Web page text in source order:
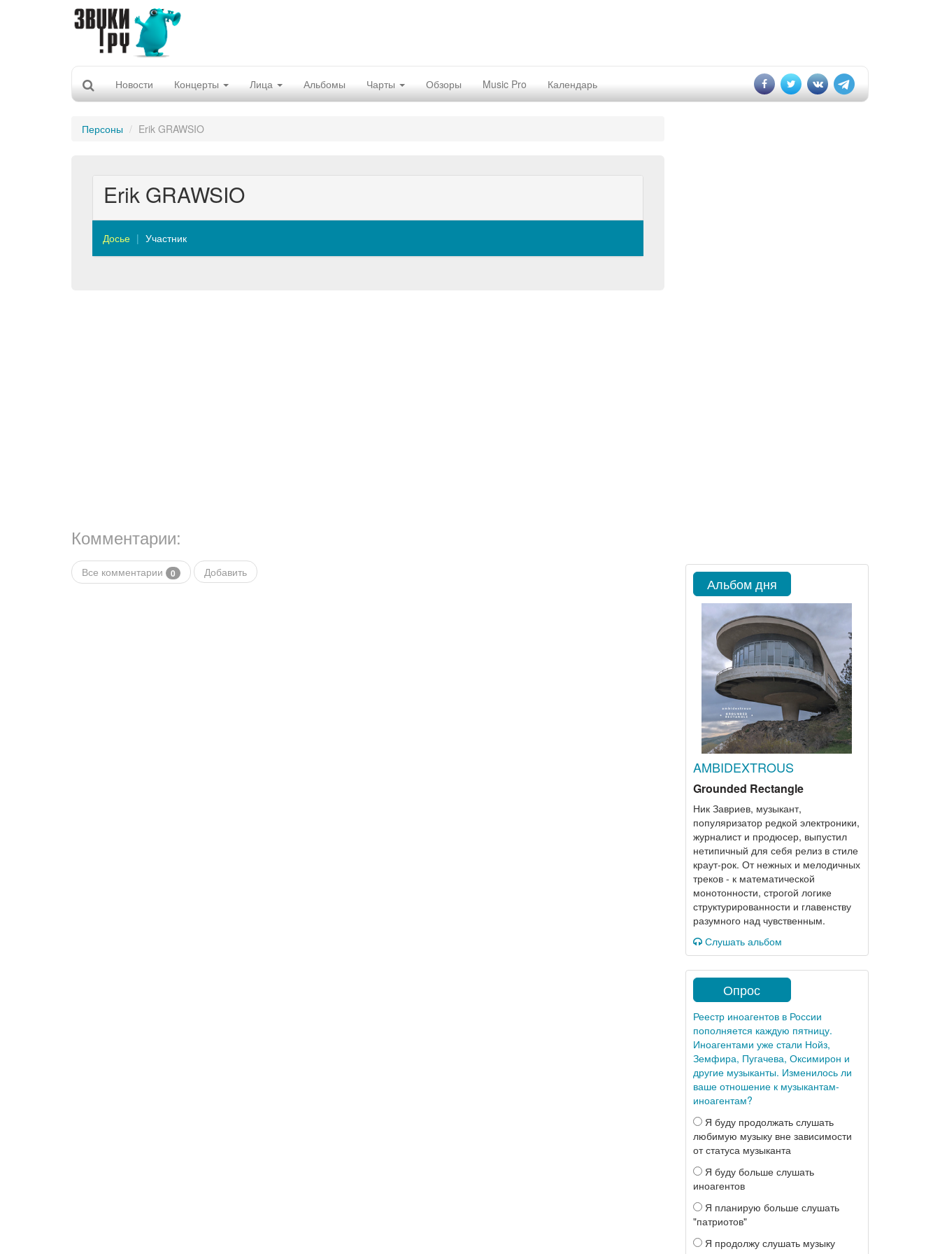
Новости Концерты Лица Альбомы Чарты Обзоры Music Pro Календарь
Персоны Erik GRAWSIO
Erik GRAWSIO
Досье Участник
Комментарии:
Все комментарии 0 Добавить
Альбом дня
AMBIDEXTROUS
Grounded Rectangle
Ник Завриев, музыкант,
популяризатор редкой электроники,
журналист и продюсер, выпустил
нетипичный для себя релиз в стиле
краут-рок. От нежных и мелодичных
треков - к математической
монотонности, строгой логике
структурированности и главенству
разумного над чувственным.
Слушать альбом
Опрос
Реестр иноагентов в России
пополняется каждую пятницу.
Иноагентами уже стали Нойз,
Земфира, Пугачева, Оксимирон и
другие музыканты. Изменилось ли
ваше отношение к музыкантам-
иноагентам?
Я буду продолжать слушать
любимую музыку вне зависимости
от статуса музыканта
Я буду больше слушать
иноагентов
Я планирую больше слушать
"патриотов"
Я продолжу слушать музыку